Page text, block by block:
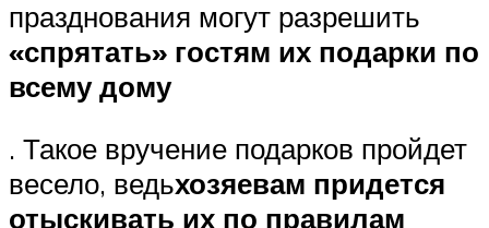
празднования могут разрешить
«спрятать» гостям их подарки по
всему дому
. Такое вручение подарков пройдет
весело, ведьхозяевам придется
отыскивать их по правилам